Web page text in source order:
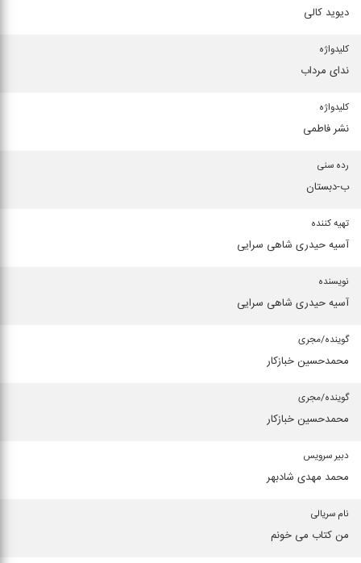
دیوید كالی
كلیدواژه
ندای مرداب
كلیدواژه
نشر فاطمی
رده سنی
ب-دبستان
تهیه كننده
آسیه حیدری شاهی سرایی
نویسنده
آسیه حیدری شاهی سرایی
گوینده/مجری
محمدحسین خبازكار
گوینده/مجری
محمدحسین خبازكار
دبیر سرویس
محمد مهدی شادبهر
نام سریالی
من كتاب می خونم